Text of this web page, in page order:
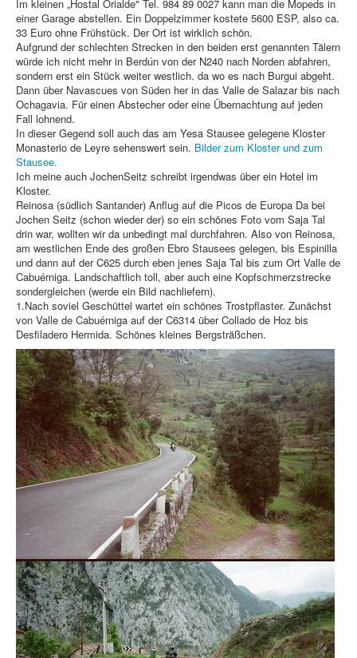
Im kleinen „Hostal Orialde" Tel. 984 89 0027 kann man die Mopeds in
einer Garage abstellen. Ein Doppelzimmer kostete 5600 ESP, also ca.
33 Euro ohne Frühstück. Der Ort ist wirklich schön.
Aufgrund der schlechten Strecken in den beiden erst genannten Tälern
würde ich nicht mehr in Berdún von der N240 nach Norden abfahren,
sondern erst ein Stück weiter westlich. da wo es nach Burgui abgeht.
Dann über Navascues von Süden her in das Valle de Salazar bis nach
Ochagavia. Für einen Abstecher oder eine Übernachtung auf jeden
Fall lohnend.
In dieser Gegend soll auch das am Yesa Stausee gelegene Kloster
Monasterio de Leyre sehenswert sein. Bilder zum Kloster und zum
Stausee.
Ich meine auch JochenSeitz schreibt irgendwas über ein Hotel im
Kloster.
Reinosa (südlich Santander) Anflug auf die Picos de Europa Da bei
Jochen Seitz (schon wieder der) so ein schönes Foto vom Saja Tal
drin war, wollten wir da unbedingt mal durchfahren. Also von Reinosa,
am westlichen Ende des großen Ebro Stausees gelegen, bis Espinilla
und dann auf der C625 durch eben jenes Saja Tal bis zum Ort Valle de
Cabuérniga. Landschaftlich toll, aber auch eine Kopfschmerzstrecke
sondergleichen (werde ein Bild nachliefern).
1.Nach soviel Geschüttel wartet ein schönes Trostpflaster. Zunächst
von Valle de Cabuérniga auf der C6314 über Collado de Hoz bis
Desfiladero Hermida. Schönes kleines Bergsträßchen.